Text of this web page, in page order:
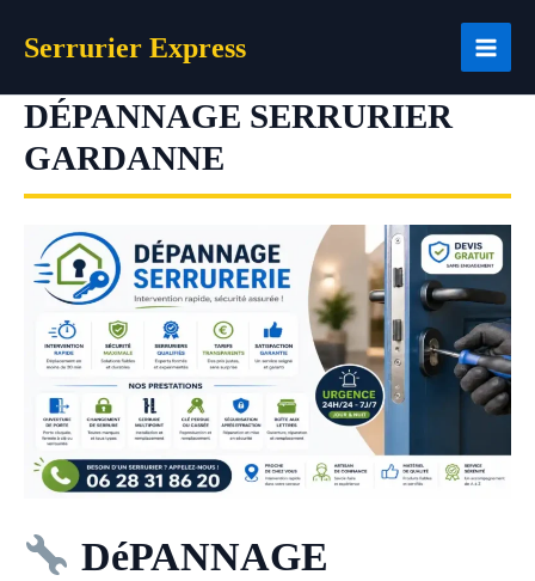
Serrurier Express
DÉPANNAGE SERRURIER
GARDANNE
DéPANNAGE